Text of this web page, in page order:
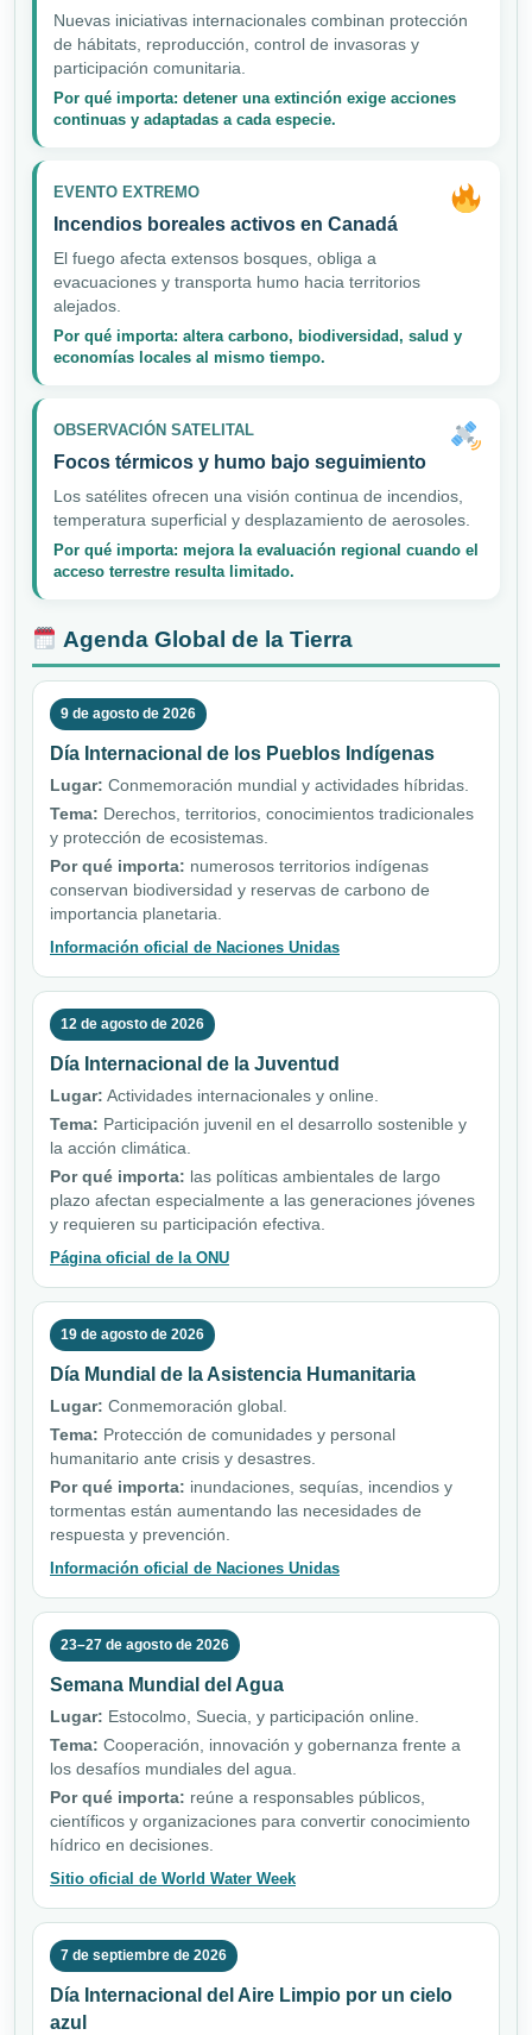
Nuevas iniciativas internacionales combinan protección
de hábitats, reproducción, control de invasoras y
participación comunitaria.
Por qué importa: detener una extinción exige acciones
continuas y adaptadas a cada especie.
EVENTO EXTREMO
Incendios boreales activos en Canadá
El fuego afecta extensos bosques, obliga a
evacuaciones y transporta humo hacia territorios
alejados.
Por qué importa: altera carbono, biodiversidad, salud y
economías locales al mismo tiempo.
OBSERVACIÓN SATELITAL
Focos térmicos y humo bajo seguimiento
Los satélites ofrecen una visión continua de incendios,
temperatura superficial y desplazamiento de aerosoles.
Por qué importa: mejora la evaluación regional cuando el
acceso terrestre resulta limitado.
Agenda Global de la Tierra
9 de agosto de 2026
Día Internacional de los Pueblos Indígenas
Lugar: Conmemoración mundial y actividades híbridas.
Tema: Derechos, territorios, conocimientos tradicionales
y protección de ecosistemas.
Por qué importa: numerosos territorios indígenas
conservan biodiversidad y reservas de carbono de
importancia planetaria.
Información oficial de Naciones Unidas
12 de agosto de 2026
Día Internacional de la Juventud
Lugar: Actividades internacionales y online.
Tema: Participación juvenil en el desarrollo sostenible y
la acción climática.
Por qué importa: las políticas ambientales de largo
plazo afectan especialmente a las generaciones jóvenes
y requieren su participación efectiva.
Página oficial de la ONU
19 de agosto de 2026
Día Mundial de la Asistencia Humanitaria
Lugar: Conmemoración global.
Tema: Protección de comunidades y personal
humanitario ante crisis y desastres.
Por qué importa: inundaciones, sequías, incendios y
tormentas están aumentando las necesidades de
respuesta y prevención.
Información oficial de Naciones Unidas
23–27 de agosto de 2026
Semana Mundial del Agua
Lugar: Estocolmo, Suecia, y participación online.
Tema: Cooperación, innovación y gobernanza frente a
los desafíos mundiales del agua.
Por qué importa: reúne a responsables públicos,
científicos y organizaciones para convertir conocimiento
hídrico en decisiones.
Sitio oficial de World Water Week
7 de septiembre de 2026
Día Internacional del Aire Limpio por un cielo
azul